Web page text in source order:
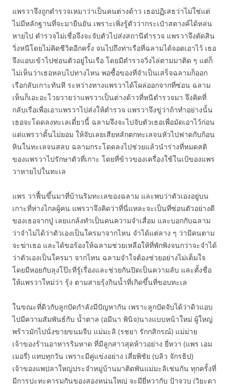
แพรวาจึงถูกตำรวจเหมาว่าเป็นคนต่างด้าว เธอปฏิเสธว่าไม่ใช่แต่
ไม่มีหลักฐานที่จะมายืนยัน เพราะเพิ่งรู้ตัวว่ากระเป๋าสตางค์ได้หล่น
หายไป ตำรวจไม่เชื่อจึงจะจับตัวไปส่งสถานีตำรวจ แพรวาจึงตัดสิน
วิ่งหนีโดยไม่คิดชีวิตอีกครั้ง จนไปถึงท่าเรือที่ฉลามได้จอดเอาไว้ เธอ
จึงแอบเข้าไปซ่อนตัวอยู่ในเรือ โดยมีตำรวจวิ่งไล่ตามมาติด ๆ แต่ก็
ไม่เห็นว่าเธอหลบไปทางไหน พอซื้อของที่จำเป็นเสร็จฉลามก็ออก
เรือกลับเกาะทันที ระหว่างทางแพรวาได้โผล่ออกจากที่ซ่อน ฉลาม
เห็นก็เอะอะโวยวายว่าแพรวาเป็นต่างด้าวที่หนีตำรวจมา จึงคิดที่
กลับเรือเพื่อเอาแพรวาไปส่งให้ตำรวจ แพรวาจึงขู่ว่าถ้าทำอย่างนั้น
เธอจะโดดลงทะเลเดี๋ยวนี้ ฉลามจึงจะไปจับตัวเธอเพื่อมัดเอาไว้ก่อน
แต่แพรวาดิ้นไม่ยอม ให้จับเลยเสียหลักตกทะเลจนหัวไปฟาดกับก้อน
หินในทะเลจนสลบ ฉลามกระโดดลงไปช่วยแล้วนำร่างที่หมดสติ
ของแพรวาไปรักษาตัวที่เกาะ โดยที่ข้าวของเครื่องใช้ในเป้ของแพร
วาหายไปในทะเล
แพร วาฟื้นขึ้นมาที่บ้านริมทะเลของฉลาม และพบว่าตัวเองอยู่บน
เกาะที่ห่างไกลผู้คน แพรวาจึงคิดว่าที่นี่แหละจะเป็นที่ซ่อนตัวอย่างดี
ของเธอจากปู่ เลยแกล้งทำเป็นคนความจำเสื่อม และบอกกับฉลาม
ว่าจำไม่ได้ว่าตัวเองเป็นใครมาจากไหน จำได้แต่ลาง ๆ ว่ามีคนตาม
จะฆ่าเธอ และได้ขอร้องให้ฉลามช่วยเหลือให้ที่พักพิงจนกว่าจะจำได้
ว่าตัวเองเป็นใครมา จากไหน ฉลามจำใจต้องช่วยอย่างไม่เต็มใจ
โดยมีหอยกับลุงโป๊ะที่รู้เรื่องและช่วยกันปิดเป็นความลับ และตั้งชื่อ
ให้แพรวาใหม่ว่า รุ้ง ตามสายรุ้งกินน้ำที่เกิดขึ้นที่ขอบทะเล
ในขณะที่ดิวกับลูกปัดกำลังมีปัญหากัน เพราะลูกปัดจับได้ว่าดิวแอบ
ไปมีความสัมพันธ์กับ น้ำตาล (อมีนา พินิจ)นางแบบหน้าใหม่ ผู้ใหญ่
พร้าวมักไปนั่งขายขนมจีบ แม่มะลิ (รชยา รักกสิกรณ์) แม่ม่าย
เจ้าของร้านอาหารริมหาด ที่มีลูกสาวสุดห้าวอย่าง ยี่หวา (แพร เอม
เมอรี่) แทบทุกวัน เพราะมีคู่แข่งอย่าง เสี่ยพิชัย (บลิว จักรธิป)
เจ้าของแพปลาใหญ่ประจำหมู่บ้านมาติดพันแม่มะลิเช่นกัน ทุกครั้งที่
มีการปะทะคารมกันของสองหนุ่นใหญ่ จะมียี่หวากับ ป้าจวบ (วิยะดา